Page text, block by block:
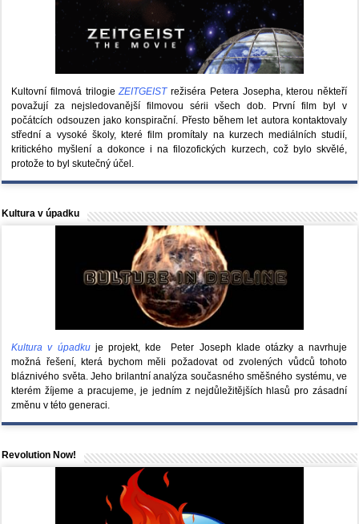
Kultovní filmová trilogieZEITGEISTrežiséra Petera Josepha, kterou někteří
považují za nejsledovanější filmovou sérii všech dob. První film byl v
počátcích odsouzen jako konspirační. Přesto během let autora kontaktovaly
střední a vysoké školy, které film promítaly na kurzech mediálních studií,
kritického myšlení a dokonce i na filozofických kurzech, což bylo skvělé,
protože to byl skutečný účel.
Kultura v úpadku
Kultura v úpadkuje projekt, kde Peter Joseph klade otázky a navrhuje
možná řešení, která bychom měli požadovat od zvolených vůdců tohoto
bláznivého světa. Jeho brilantní analýza současného směšného systému, ve
kterém žíjeme a pracujeme, je jedním z nejdůležitějších hlasů pro zásadní
změnu v této generaci.
Revolution Now!